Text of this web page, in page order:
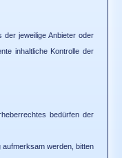
jeweilige Anbieter oder
inhaltliche Kontrolle der
bedürfen der
werden, bitten